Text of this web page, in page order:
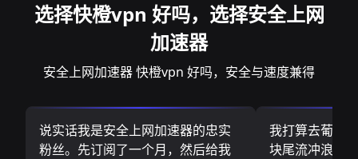
选择快橙vpn 好吗，选择安全上网
加速器
安全上网加速器 快橙vpn 好吗，安全与速度兼得
说实话我是安全上网加速器的忠实
粉丝。先订阅了一个月，然后给我
我打算去葡萄
块尾流冲浪板